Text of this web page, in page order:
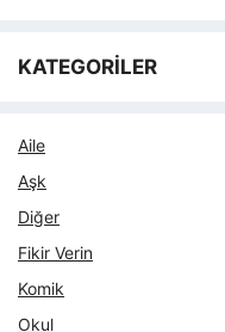
KATEGORİLER
Aile
Aşk
Diğer
Fikir Verin
Komik
Okul